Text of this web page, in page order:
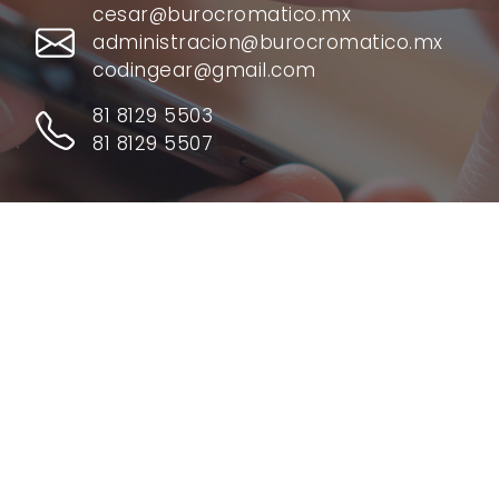
cesar@burocromatico.mx
administracion@burocromatico.mx
codingear@gmail.com
81 8129 5503
81 8129 5507